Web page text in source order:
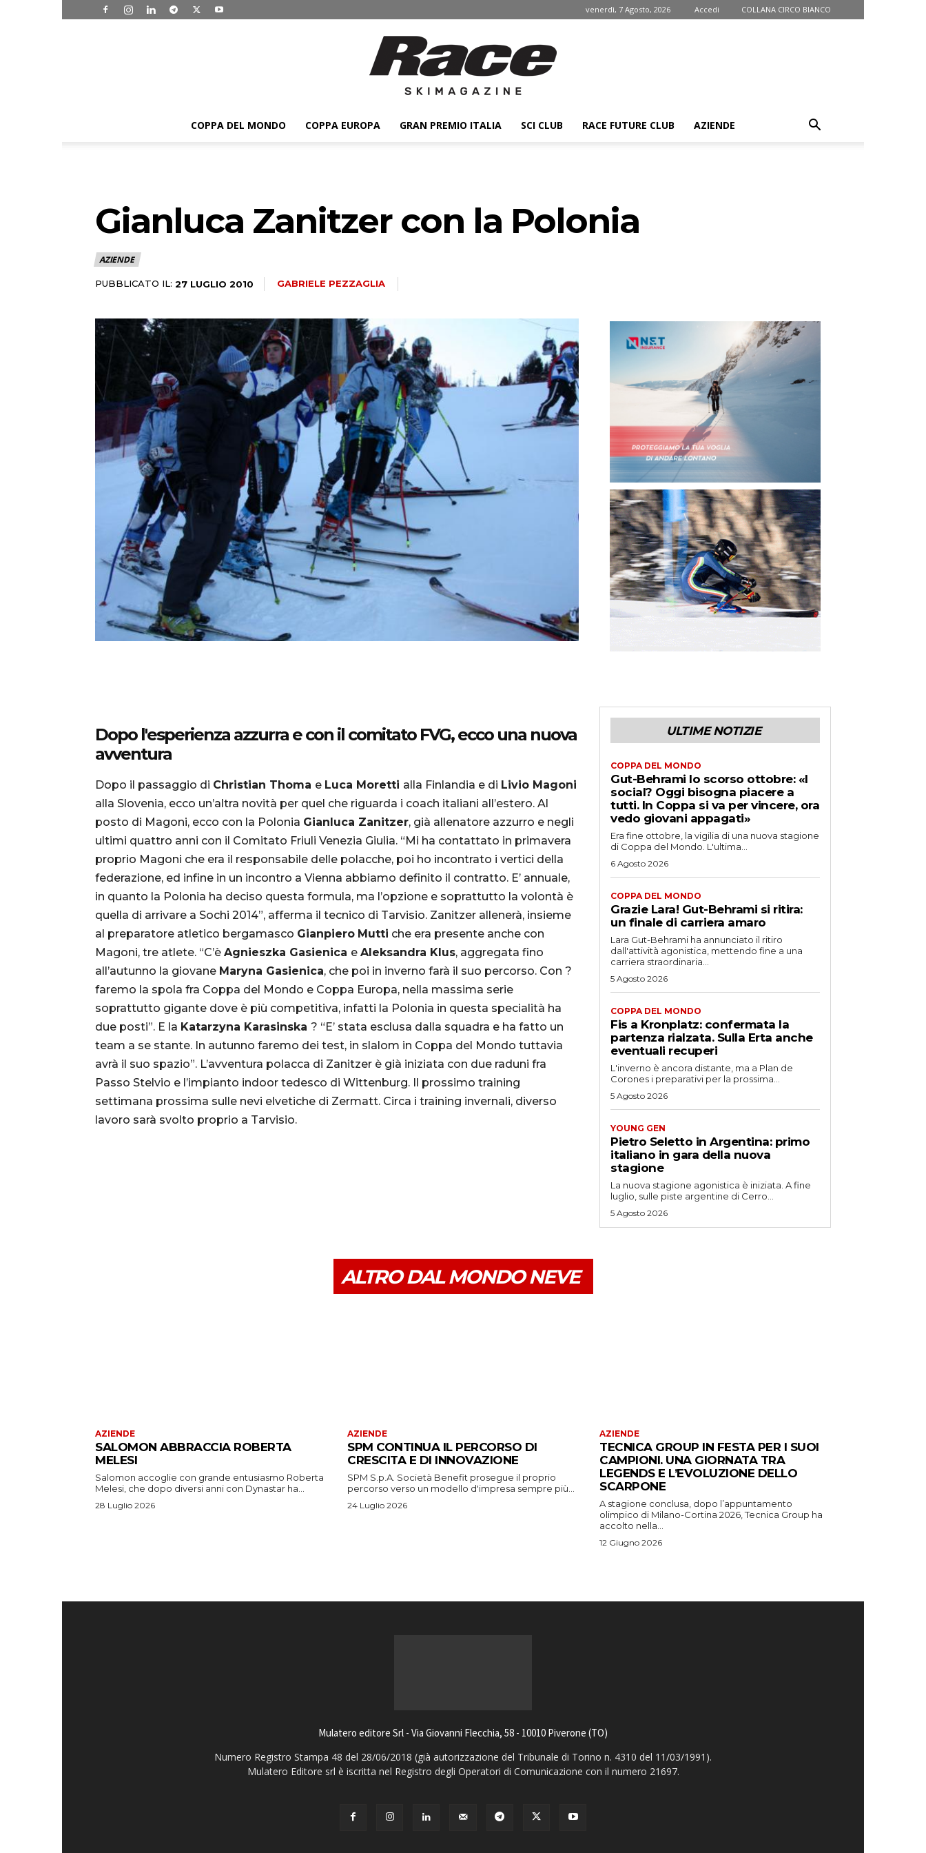
venerdì, 7 Agosto, 2026 Accedi COLLANA CIRCO BIANCO
magazine
COPPA DEL MONDO COPPA EUROPA GRAN PREMIO ITALIA SCI CLUB RACE FUTURE CLUB AZIENDE
Gianluca Zanitzer con la Polonia
AZIENDE
PUBBLICATO IL: 27 LUGLIO 2010 GABRIELE PEZZAGLIA
Dopo l'esperienza azzurra e con il comitato FVG, ecco una nuova
avventura
Dopo il passaggio di Christian Thoma e Luca Moretti alla Finlandia e di Livio Magoni
alla Slovenia, ecco un’altra novità per quel che riguarda i coach italiani all’estero. Al
posto di Magoni, ecco con la Polonia Gianluca Zanitzer, già allenatore azzurro e negli
ultimi quattro anni con il Comitato Friuli Venezia Giulia. “Mi ha contattato in primavera
proprio Magoni che era il responsabile delle polacche, poi ho incontrato i vertici della
federazione, ed infine in un incontro a Vienna abbiamo definito il contratto. E’ annuale,
in quanto la Polonia ha deciso questa formula, ma l’opzione e soprattutto la volontà è
quella di arrivare a Sochi 2014”, afferma il tecnico di Tarvisio. Zanitzer allenerà, insieme
al preparatore atletico bergamasco Gianpiero Mutti che era presente anche con
Magoni, tre atlete. “C’è Agnieszka Gasienica e Aleksandra Klus, aggregata fino
all’autunno la giovane Maryna Gasienica, che poi in inverno farà il suo percorso. Con ?
faremo la spola fra Coppa del Mondo e Coppa Europa, nella massima serie
soprattutto gigante dove è più competitiva, infatti la Polonia in questa specialità ha
due posti”. E la Katarzyna Karasinska ? “E’ stata esclusa dalla squadra e ha fatto un
team a se stante. In autunno faremo dei test, in slalom in Coppa del Mondo tuttavia
avrà il suo spazio”. L’avventura polacca di Zanitzer è già iniziata con due raduni fra
Passo Stelvio e l’impianto indoor tedesco di Wittenburg. Il prossimo training
settimana prossima sulle nevi elvetiche di Zermatt. Circa i training invernali, diverso
lavoro sarà svolto proprio a Tarvisio.
ULTIME NOTIZIE
COPPA DEL MONDO
Gut-Behrami lo scorso ottobre: «I
social? Oggi bisogna piacere a
tutti. In Coppa si va per vincere, ora
vedo giovani appagati»
Era fine ottobre, la vigilia di una nuova stagione
di Coppa del Mondo. L'ultima...
6 Agosto 2026
COPPA DEL MONDO
Grazie Lara! Gut-Behrami si ritira:
un finale di carriera amaro
Lara Gut-Behrami ha annunciato il ritiro
dall'attività agonistica, mettendo fine a una
carriera straordinaria...
5 Agosto 2026
COPPA DEL MONDO
Fis a Kronplatz: confermata la
partenza rialzata. Sulla Erta anche
eventuali recuperi
L'inverno è ancora distante, ma a Plan de
Corones i preparativi per la prossima...
5 Agosto 2026
YOUNG GEN
Pietro Seletto in Argentina: primo
italiano in gara della nuova
stagione
La nuova stagione agonistica è iniziata. A fine
luglio, sulle piste argentine di Cerro...
5 Agosto 2026
ALTRO DAL MONDO NEVE
AZIENDE
SALOMON ABBRACCIA ROBERTA
MELESI
Salomon accoglie con grande entusiasmo Roberta
Melesi, che dopo diversi anni con Dynastar ha...
28 Luglio 2026
AZIENDE
SPM CONTINUA IL PERCORSO DI
CRESCITA E DI INNOVAZIONE
SPM S.p.A. Società Benefit prosegue il proprio
percorso verso un modello d'impresa sempre più...
24 Luglio 2026
AZIENDE
TECNICA GROUP IN FESTA PER I SUOI
CAMPIONI. UNA GIORNATA TRA
LEGENDS E L’EVOLUZIONE DELLO
SCARPONE
A stagione conclusa, dopo l’appuntamento
olimpico di Milano-Cortina 2026, Tecnica Group ha
accolto nella...
12 Giugno 2026
Mulatero editore Srl - Via Giovanni Flecchia, 58 - 10010 Piverone (TO)
Numero Registro Stampa 48 del 28/06/2018 (già autorizzazione del Tribunale di Torino n. 4310 del 11/03/1991).
Mulatero Editore srl è iscritta nel Registro degli Operatori di Comunicazione con il numero 21697.